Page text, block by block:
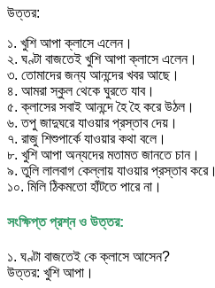
উত্তর:
১. খুশি আপা ক্লাসে এলেন।
২. ঘণ্টা বাজতেই খুশি আপা ক্লাসে এলেন।
৩. তোমাদের জন্য আনন্দের খবর আছে।
৪. আমরা স্কুল থেকে ঘুরতে যাব।
৫. ক্লাসের সবাই আনন্দে হৈ হৈ করে উঠল।
৬. তপু জাদুঘরে যাওয়ার প্রস্তাব দেয়।
৭. রাজু শিশুপার্কে যাওয়ার কথা বলে।
৮. খুশি আপা অন্যদের মতামত জানতে চান।
৯. তুলি লালবাগ কেল্লায় যাওয়ার প্রস্তাব করে।
১০. মিলি ঠিকমতো হাঁটতে পারে না।
সংক্ষিপ্ত প্রশ্ন ও উত্তর:
১. ঘণ্টা বাজতেই কে ক্লাসে আসেন?
উত্তর: খুশি আপা।